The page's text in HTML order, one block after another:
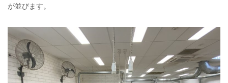
が並びます。